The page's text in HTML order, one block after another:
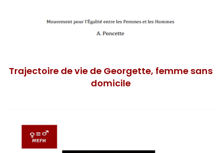
Trajectoire de vie de Georgette, femme sans
domicile